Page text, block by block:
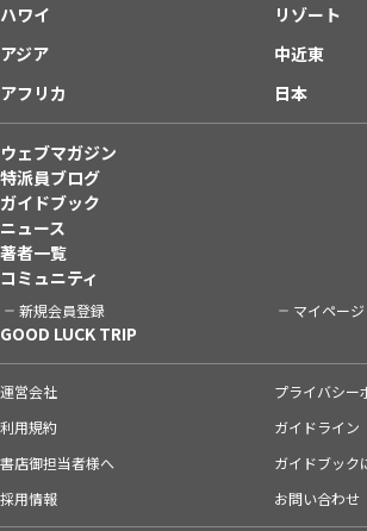
ハワイ
リゾート
アジア
中近東
アフリカ
日本
ウェブマガジン
特派員ブログ
ガイドブック
ニュース
著者一覧
コミュニティ
新規会員登録 マイページ
GOOD LUCK TRIP
運営会社
プライバシー
利用規約
ガイドライン
書店御担当者様へ
ガイドブック
採用情報
お問い合わせ